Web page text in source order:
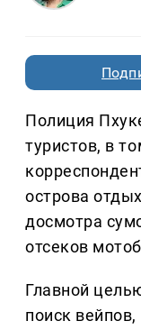
Полиция
туристов, в
острова
досмотра
отсеков
Главной
поиск